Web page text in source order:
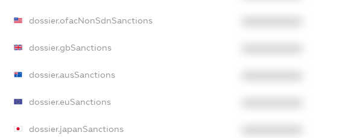
dossier.ofacNonSdnSanctions
dossier.gbSanctions
dossier.ausSanctions
dossier.euSanctions
dossier.japanSanctions